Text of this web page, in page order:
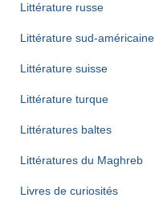
Littérature russe
Littérature sud-américaine
Littérature suisse
Littérature turque
Littératures baltes
Littératures du Maghreb
Livres de curiosités